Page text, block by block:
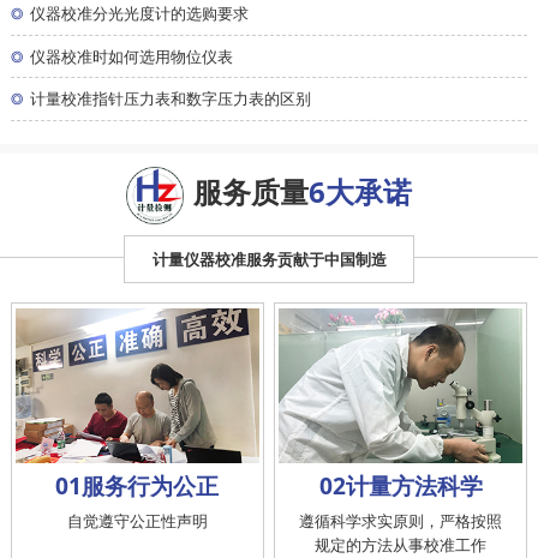
◎ 仪器校准分光光度计的选购要求
◎ 仪器校准时如何选用物位仪表
◎ 计量校准指针压力表和数字压力表的区别
服务质量6大承诺
计量仪器校准服务贡献于中国制造
01服务行为公正
自觉遵守公正性声明
02计量方法科学
遵循科学求实原则，严格按照
规定的方法从事校准工作